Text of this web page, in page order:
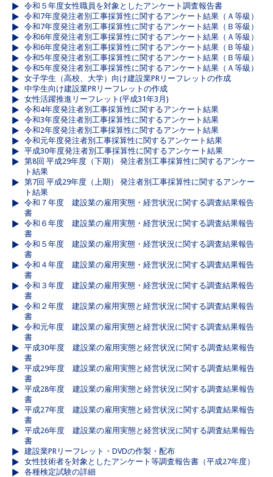
令和５年度女性職員を対象としたアンケート調査報告書
令和7年度発注者別工事採算性に関するアンケート結果（Ａ等級）
令和7年度発注者別工事採算性に関するアンケート結果（Ｂ等級）
令和6年度発注者別工事採算性に関するアンケート結果（Ａ等級）
令和6年度発注者別工事採算性に関するアンケート結果（Ｂ等級）
令和5年度発注者別工事採算性に関するアンケート結果（Ｂ等級）
令和5年度発注者別工事採算性に関するアンケート結果（Ａ等級）
女子学生（高校、大学）向け建設業PRリーフレットの作成
中学生向け建設業PRリーフレットの作成
女性活躍推進リーフレット(平成31年3月)
令和4年度発注者別工事採算性に関するアンケート結果
令和3年度発注者別工事採算性に関するアンケート結果
令和2年度発注者別工事採算性に関するアンケート結果
令和元年度発注者別工事採算性に関するアンケート結果
平成30年度発注者別工事採算性に関するアンケート結果
第8回 平成29年度（下期） 発注者別工事採算性に関するアンケー
ト結果
第7回 平成29年度（上期） 発注者別工事採算性に関するアンケー
ト結果
令和７年度 建設業の雇用実態・経営状況に関する調査結果報告
書
令和６年度 建設業の雇用実態・経営状況に関する調査結果報告
書
令和５年度 建設業の雇用実態・経営状況に関する調査結果報告
書
令和４年度 建設業の雇用実態・経営状況に関する調査結果報告
書
令和３年度 建設業の雇用実態・経営状況に関する調査結果報告
書
令和２年度 建設業の雇用実態と経営状況に関する調査結果報告
書
令和元年度 建設業の雇用実態と経営状況に関する調査結果報告
書
平成30年度 建設業の雇用実態と経営状況に関する調査結果報告
書
平成29年度 建設業の雇用実態と経営状況に関する調査結果報告
書
平成28年度 建設業の雇用実態と経営状況に関する調査結果報告
書
平成27年度 建設業の雇用実態と経営状況に関する調査結果報告
書
平成26年度 建設業の雇用実態と経営状況に関する調査結果報告
書
建設業PRリーフレット・DVDの作製・配布
女性技術者を対象としたアンケート等調査報告書（平成27年度）
各種検定試験の詳細